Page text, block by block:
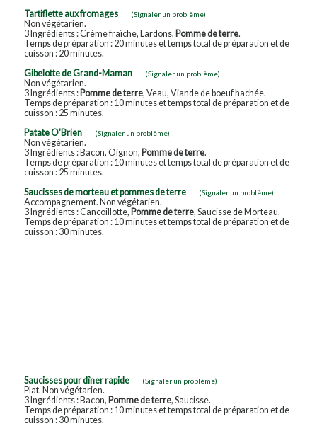
Tartiflette aux fromages
(Signaler un problème)
Non végétarien.
3 Ingrédients : Crème fraîche, Lardons, Pomme de terre.
Temps de préparation : 20 minutes et temps total de préparation et de
cuisson : 20 minutes.
Gibelotte de Grand-Maman
(Signaler un problème)
Non végétarien.
3 Ingrédients : Pomme de terre, Veau, Viande de boeuf hachée.
Temps de préparation : 10 minutes et temps total de préparation et de
cuisson : 25 minutes.
Patate O'Brien
(Signaler un problème)
Non végétarien.
3 Ingrédients : Bacon, Oignon, Pomme de terre.
Temps de préparation : 10 minutes et temps total de préparation et de
cuisson : 25 minutes.
Saucisses de morteau et pommes de terre
(Signaler un problème)
Accompagnement. Non végétarien.
3 Ingrédients : Cancoillotte, Pomme de terre, Saucisse de Morteau.
Temps de préparation : 10 minutes et temps total de préparation et de
cuisson : 30 minutes.
Saucisses pour dîner rapide (Signaler un problème)
Plat. Non végétarien.
3 Ingrédients : Bacon, Pomme de terre, Saucisse.
Temps de préparation : 10 minutes et temps total de préparation et de
cuisson : 30 minutes.